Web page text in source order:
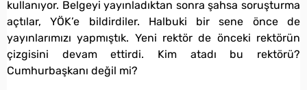
kullanıyor. Belgeyi yayınladıktan sonra şahsa soruşturma
açtılar, YÖK’e bildirdiler. Halbuki bir sene önce de
yayınlarımızı yapmıştık. Yeni rektör de önceki rektörün
çizgisini devam ettirdi. Kim atadı bu rektörü?
Cumhurbaşkanı değil mi?